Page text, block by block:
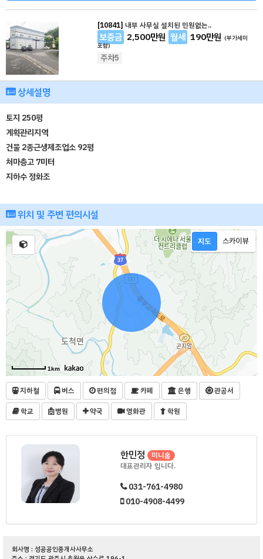
[10841] 내부 사무실 설치된 민원없는..
보증금 2,500만원 월세 190만원 (부가세미
포함)
주차5
상세설명
토지 250평
계획관리지역
건물 2종근생제조업소 92평
처마층고 7미터
지하수 정화조
위치 및 주변 편의시설
1km
지하철 버스 편의점 카페 은행
관공서
학교
병원 약국 영화관 학원
한민정 미니홈
대표관리자 입니다.
031-761-4980
010-4908-4499
회사명 : 성공공인중개사사무소